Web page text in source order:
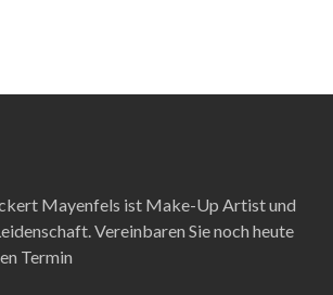
Mayenfels ist Make-Up Artist und
Vereinbaren Sie noch heute
Termin